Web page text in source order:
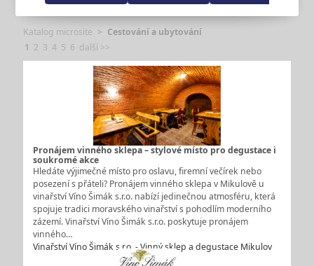
Katalog microsite
Cestování a ubytování
1 2 3 4 5 6 další >>
Pronájem vinného sklepa – stylové místo pro degustace i
soukromé akce
Hledáte výjimečné místo pro oslavu, firemní večírek nebo
posezení s přáteli? Pronájem vinného sklepa v Mikulově u
vinařství Víno Šimák s.r.o. nabízí jedinečnou atmosféru, která
spojuje tradici moravského vinařství s pohodlím moderního
zázemí. Vinařství Víno Šimák s.r.o. poskytuje pronájem
vinného…
Vinařství Víno Šimák s.r.o. - Vinný sklep a degustace Mikulov